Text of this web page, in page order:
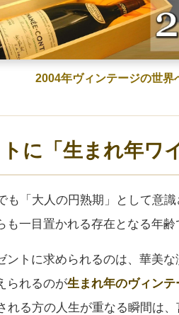
2004年ヴィンテージの世界
に「生まれ年ワ
も「大人の円熟期」として意
一目置かれる存在となる年齢
ントに求められるのは、華美
られるのが生まれ年のヴィンテ
れる方の人生が重なる瞬間は